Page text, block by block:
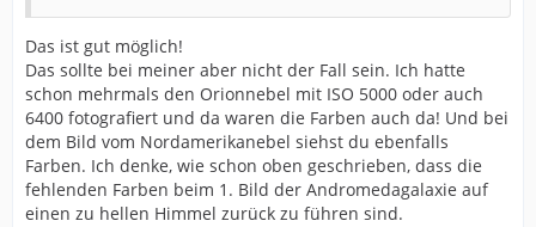
Das ist gut möglich!
Das sollte bei meiner aber nicht der Fall sein. Ich hatte
schon mehrmals den Orionnebel mit ISO 5000 oder auch
6400 fotografiert und da waren die Farben auch da! Und bei
dem Bild vom Nordamerikanebel siehst du ebenfalls
Farben. Ich denke, wie schon oben geschrieben, dass die
fehlenden Farben beim 1. Bild der Andromedagalaxie auf
einen zu hellen Himmel zurück zu führen sind.